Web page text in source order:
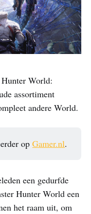
World:
assortiment
andere World.
opGamer.nl.
een gedurfde
Hunter World een
het raam uit, om